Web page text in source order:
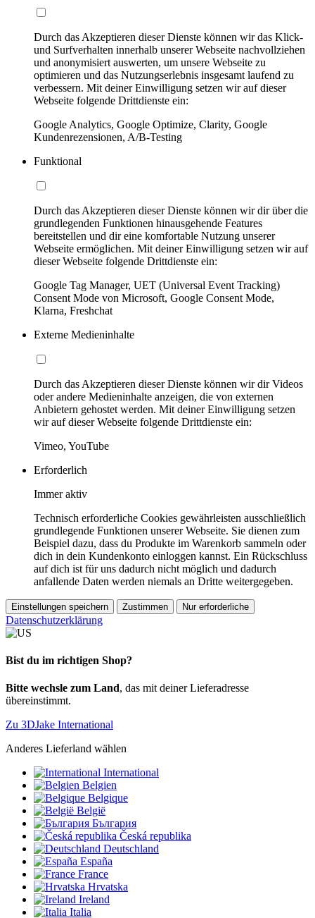
Durch das Akzeptieren dieser Dienste können wir das Klick-
und Surfverhalten innerhalb unserer Webseite nachvollziehen
und anonymisiert auswerten, um unsere Webseite zu
optimieren und das Nutzungserlebnis insgesamt laufend zu
verbessern. Mit deiner Einwilligung setzen wir auf dieser
Webseite folgende Drittdienste ein:
Google Analytics, Google Optimize, Clarity, Google
Kundenrezensionen, A/B-Testing
Funktional
Durch das Akzeptieren dieser Dienste können wir dir über die
grundlegenden Funktionen hinausgehende Features
bereitstellen und dir eine komfortable Nutzung unserer
Webseite ermöglichen. Mit deiner Einwilligung setzen wir auf
dieser Webseite folgende Drittdienste ein:
Google Tag Manager, UET (Universal Event Tracking)
Consent Mode von Microsoft, Google Consent Mode,
Klarna, Freshchat
Externe Medieninhalte
Durch das Akzeptieren dieser Dienste können wir dir Videos
oder andere Medieninhalte anzeigen, die von externen
Anbietern gehostet werden. Mit deiner Einwilligung setzen
wir auf dieser Webseite folgende Drittdienste ein:
Vimeo, YouTube
Erforderlich
Immer aktiv
Technisch erforderliche Cookies gewährleisten ausschließlich
grundlegende Funktionen unserer Webseite. Sie dienen zum
Beispiel dazu, dass du Produkte im Warenkorb sammeln oder
dich in dein Kundenkonto einloggen kannst. Ein Rückschluss
auf dich ist für uns dadurch nicht möglich und dadurch
anfallende Daten werden niemals an Dritte weitergegeben.
Einstellungen speichern Zustimmen Nur erforderliche
Datenschutzerklärung
Bist du im richtigen Shop?
Bitte wechsle zum Land, das mit deiner Lieferadresse
übereinstimmt.
Zu 3DJake International
Anderes Lieferland wählen
International
Belgien
Belgique
België
България
Česká republika
Deutschland
España
France
Hrvatska
Ireland
Italia